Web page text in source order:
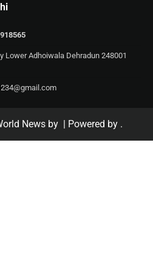
Lower Adhoiwala Dehradun 248001
News by | Powered by .